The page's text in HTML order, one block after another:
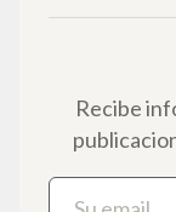
Recibe